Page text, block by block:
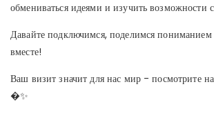
обмениваться идеями и изучить возможности
Давайте подключимся, поделимся
вместе!
Ваш визит значит для нас мир - посмотрите
�✨